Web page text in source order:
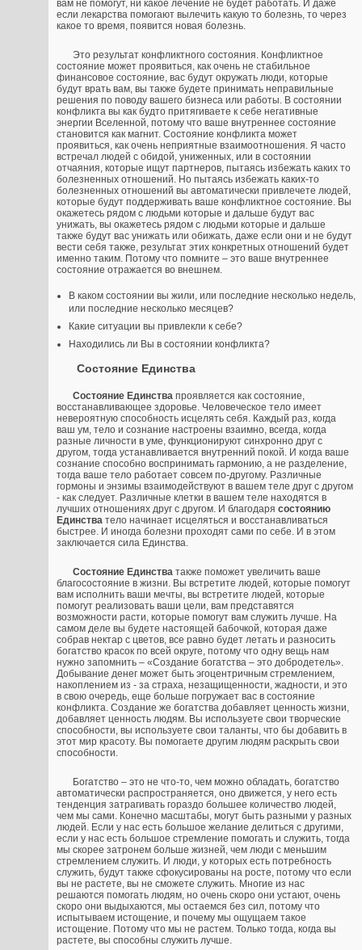
вам не помогут, ни какое лечение не будет работать. И даже
если лекарства помогают вылечить какую то болезнь, то через
какое то время, появится новая болезнь.
Это результат конфликтного состояния. Конфликтное
состояние может проявиться, как очень не стабильное
финансовое состояние, вас будут окружать люди, которые
будут врать вам, вы также будете принимать неправильные
решения по поводу вашего бизнеса или работы. В состоянии
конфликта вы как будто притягиваете к себе негативные
энергии Вселенной, потому что ваше внутреннее состояние
становится как магнит. Состояние конфликта может
проявиться, как очень неприятные взаимоотношения. Я часто
встречал людей с обидой, униженных, или в состоянии
отчаяния, которые ищут партнеров, пытаясь избежать каких то
болезненных отношений. Но пытаясь избежать каких-то
болезненных отношений вы автоматически привлечете людей,
которые будут поддерживать ваше конфликтное состояние. Вы
окажетесь рядом с людьми которые и дальше будут вас
унижать, вы окажетесь рядом с людьми которые и дальше
также будут вас унижать или обижать, даже если они и не будут
вести себя также, результат этих конкретных отношений будет
именно таким. Потому что помните – это ваше внутреннее
состояние отражается во внешнем.
В каком состоянии вы жили, или последние несколько недель,
или последние несколько месяцев?
Какие ситуации вы привлекли к себе?
Находились ли Вы в состоянии конфликта?
Состояние Единства
Состояние Единства проявляется как состояние,
восстанавливающее здоровье. Человеческое тело имеет
невероятную способность исцелять себя. Каждый раз, когда
ваш ум, тело и сознание настроены взаимно, всегда, когда
разные личности в уме, функционируют синхронно друг с
другом, тогда устанавливается внутренний покой. И когда ваше
сознание способно воспринимать гармонию, а не разделение,
тогда ваше тело работает совсем по-другому. Различные
гормоны и энзимы взаимодействуют в вашем теле друг с другом
- как следует. Различные клетки в вашем теле находятся в
лучших отношениях друг с другом. И благодаря состоянию
Единства тело начинает исцеляться и восстанавливаться
быстрее. И иногда болезни проходят сами по себе. И в этом
заключается сила Единства.
Состояние Единства также поможет увеличить ваше
благосостояние в жизни. Вы встретите людей, которые помогут
вам исполнить ваши мечты, вы встретите людей, которые
помогут реализовать ваши цели, вам представятся
возможности расти, которые помогут вам служить лучше. На
самом деле вы будете настоящей бабочкой, которая даже
собрав нектар с цветов, все равно будет летать и разносить
богатство красок по всей округе, потому что одну вещь нам
нужно запомнить – «Создание богатства – это добродетель».
Добывание денег может быть эгоцентричным стремлением,
накоплением из - за страха, незащищенности, жадности, и это
в свою очередь, еще больше погружает вас в состояние
конфликта. Создание же богатства добавляет ценность жизни,
добавляет ценность людям. Вы используете свои творческие
способности, вы используете свои таланты, что бы добавить в
этот мир красоту. Вы помогаете другим людям раскрыть свои
способности.
Богатство – это не что-то, чем можно обладать, богатство
автоматически распространяется, оно движется, у него есть
тенденция затрагивать гораздо большее количество людей,
чем мы сами. Конечно масштабы, могут быть разными у разных
людей. Если у нас есть большое желание делиться с другими,
если у нас есть большое стремление помогать и служить, тогда
мы скорее затронем больше жизней, чем люди с меньшим
стремлением служить. И люди, у которых есть потребность
служить, будут также сфокусированы на росте, потому что если
вы не растете, вы не сможете служить. Многие из нас
решаются помогать людям, но очень скоро они устают, очень
скоро они выдыхаются, мы остаемся без сил, потому что
испытываем истощение, и почему мы ощущаем такое
истощение. Потому что мы не растем. Только тогда, когда вы
растете, вы способны служить лучше.